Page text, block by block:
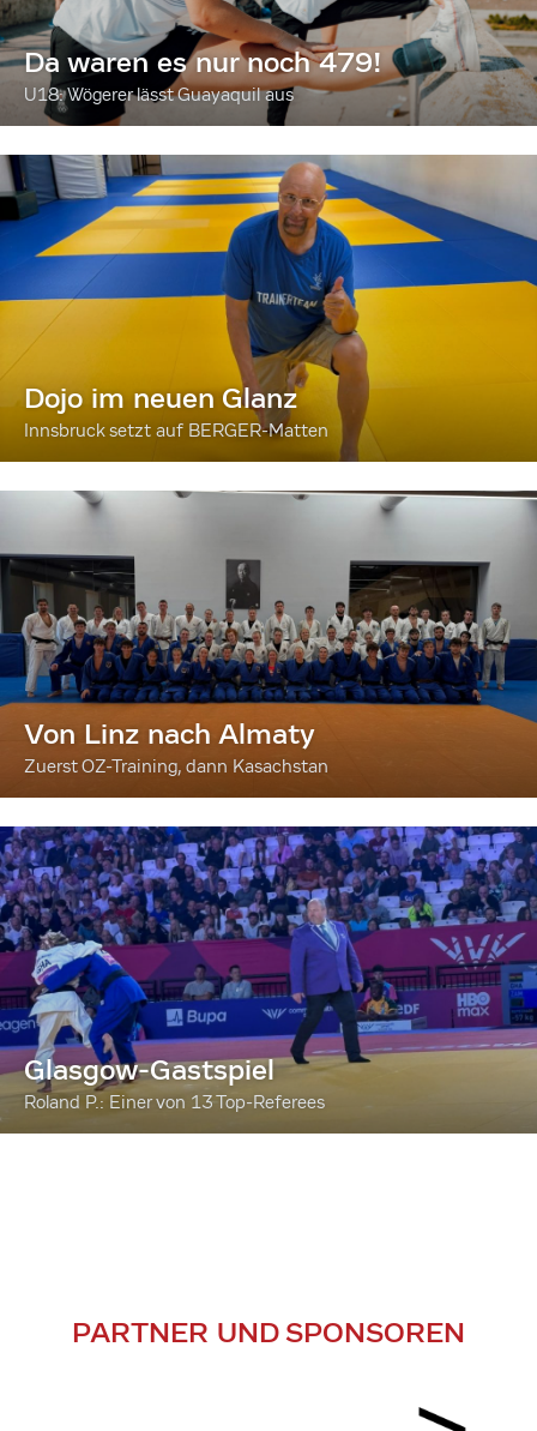
Da waren es nur noch 479!
U18: Wögerer lässt Guayaquil aus
Dojo im neuen Glanz
Innsbruck setzt auf BERGER-Matten
Von Linz nach Almaty
Zuerst OZ-Training, dann Kasachstan
Glasgow-Gastspiel
Roland P.: Einer von 13 Top-Referees
PARTNER UND SPONSOREN